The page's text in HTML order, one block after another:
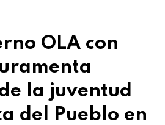
OLA con
la juventud
del Pueblo en